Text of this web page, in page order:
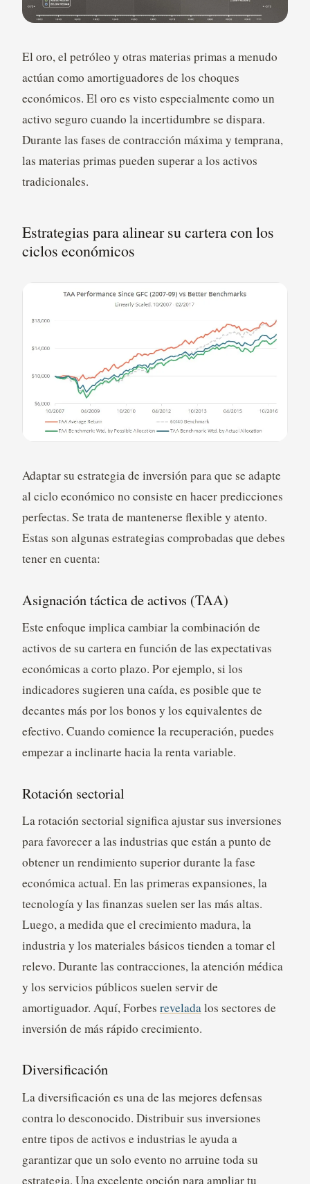
El oro, el petróleo y otras materias primas a menudo
actúan como amortiguadores de los choques
económicos. El oro es visto especialmente como un
activo seguro cuando la incertidumbre se dispara.
Durante las fases de contracción máxima y temprana,
las materias primas pueden superar a los activos
tradicionales.
Estrategias para alinear su cartera con los
ciclos económicos
Adaptar su estrategia de inversión para que se adapte
al ciclo económico no consiste en hacer predicciones
perfectas. Se trata de mantenerse flexible y atento.
Estas son algunas estrategias comprobadas que debes
tener en cuenta:
Asignación táctica de activos (TAA)
Este enfoque implica cambiar la combinación de
activos de su cartera en función de las expectativas
económicas a corto plazo. Por ejemplo, si los
indicadores sugieren una caída, es posible que te
decantes más por los bonos y los equivalentes de
efectivo. Cuando comience la recuperación, puedes
empezar a inclinarte hacia la renta variable.
Rotación sectorial
La rotación sectorial significa ajustar sus inversiones
para favorecer a las industrias que están a punto de
obtener un rendimiento superior durante la fase
económica actual. En las primeras expansiones, la
tecnología y las finanzas suelen ser las más altas.
Luego, a medida que el crecimiento madura, la
industria y los materiales básicos tienden a tomar el
relevo. Durante las contracciones, la atención médica
y los servicios públicos suelen servir de
amortiguador. Aquí, Forbes reveladalos sectores de
inversión de más rápido crecimiento.
Diversificación
La diversificación es una de las mejores defensas
contra lo desconocido. Distribuir sus inversiones
entre tipos de activos e industrias le ayuda a
garantizar que un solo evento no arruine toda su
estrategia. Una excelente opción para ampliar tu